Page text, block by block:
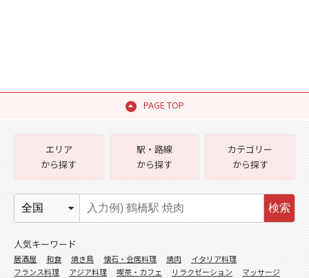
PAGE TOP
エリア
から探す
駅・路線
から探す
カテゴリー
から探す
検索
人気キーワード
居酒屋 和食 焼き鳥 懐石・会席料理 焼肉
イタリア料理
フランス料理
アジア料理 喫茶・カフェ リラクゼーション
マッサージ